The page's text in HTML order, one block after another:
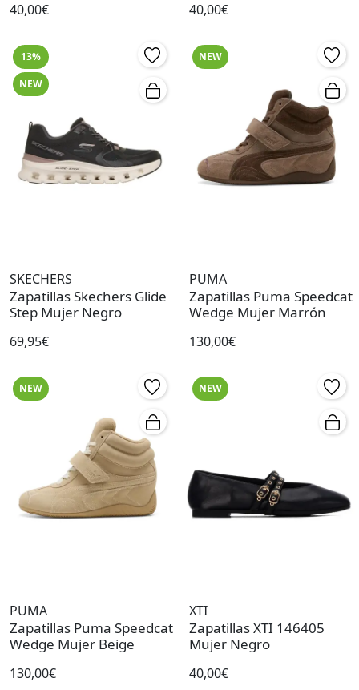
40,00€ 40,00€
13%
NEW
SKECHERS
Zapatillas Skechers Glide
Step Mujer Negro
69,95€
NEW
PUMA
Zapatillas Puma Speedcat
Wedge Mujer Marrón
130,00€
NEW
PUMA
Zapatillas Puma Speedcat
Wedge Mujer Beige
130,00€
NEW
XTI
Zapatillas XTI 146405
Mujer Negro
40,00€